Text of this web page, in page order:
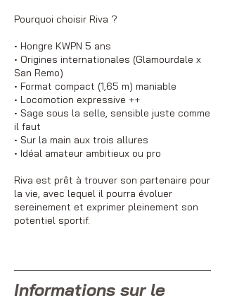
Pourquoi choisir Riva ?
• Hongre KWPN 5 ans
• Origines internationales (Glamourdale x
San Remo)
• Format compact (1,65 m) maniable
• Locomotion expressive ++
• Sage sous la selle, sensible juste comme
il faut
• Sur la main aux trois allures
• Idéal amateur ambitieux ou pro
Riva est prêt à trouver son partenaire pour
la vie, avec lequel il pourra évoluer
sereinement et exprimer pleinement son
potentiel sportif.
Informations sur le